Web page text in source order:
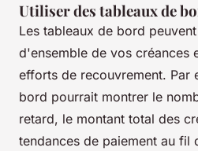
Utiliser des tableaux de
Les tableaux de bord
d'ensemble de vos créances
efforts de recouvrement. Par
bord pourrait montrer le
retard, le montant total des
tendances de paiement au fil